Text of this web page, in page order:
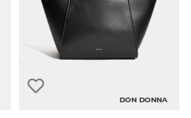
DON DONNA